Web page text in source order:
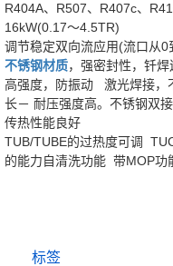
R404A、R507、R407c、
16kW(0.17～4.5TR)
调节稳定双向流应用(流口从
不锈钢材质，强密封性，钎
高强度，防振动 激光焊接，
长－ 耐压强度高。不锈钢双
传热性能良好
TUB/TUBE的过热度可调
的能力自清洗功能 带MOP功
标签